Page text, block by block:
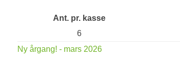
Ant. pr. kasse
6
Ny årgang! - mars 2026